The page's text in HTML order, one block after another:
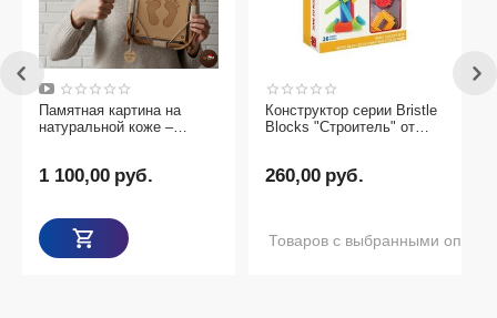
Конструктор серии Bristle
Blocks "Строитель" от
260,00
Товаров с выбранными опциями нет в наличии